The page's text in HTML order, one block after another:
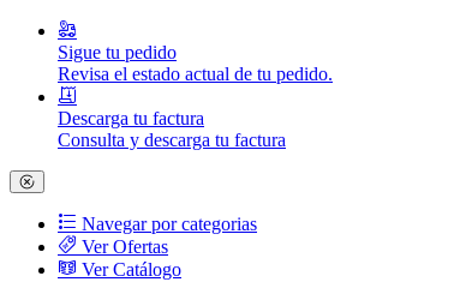
Sigue tu pedido
Revisa el estado actual de tu pedido.
Descarga tu factura
Consulta y descarga tu factura
Navegar por categorias
Ver Ofertas
Ver Catálogo